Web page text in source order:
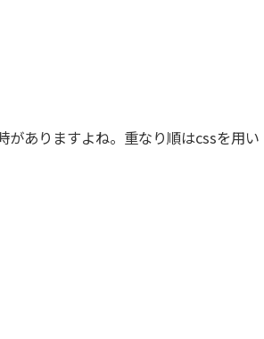
ありますよね。重なり順はcssを用い